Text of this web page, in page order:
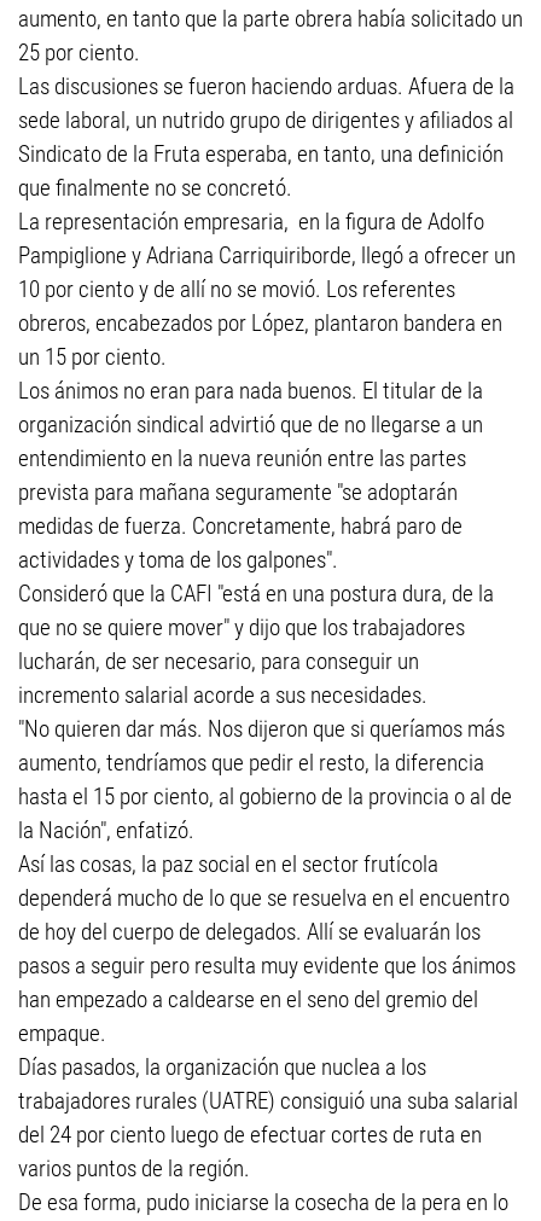
aumento, en tanto que la parte obrera había solicitado un
25 por ciento.
Las discusiones se fueron haciendo arduas. Afuera de la
sede laboral, un nutrido grupo de dirigentes y afiliados al
Sindicato de la Fruta esperaba, en tanto, una definición
que finalmente no se concretó.
La representación empresaria, en la figura de Adolfo
Pampiglione y Adriana Carriquiriborde, llegó a ofrecer un
10 por ciento y de allí no se movió. Los referentes
obreros, encabezados por López, plantaron bandera en
un 15 por ciento.
Los ánimos no eran para nada buenos. El titular de la
organización sindical advirtió que de no llegarse a un
entendimiento en la nueva reunión entre las partes
prevista para mañana seguramente "se adoptarán
medidas de fuerza. Concretamente, habrá paro de
actividades y toma de los galpones".
Consideró que la CAFI "está en una postura dura, de la
que no se quiere mover" y dijo que los trabajadores
lucharán, de ser necesario, para conseguir un
incremento salarial acorde a sus necesidades.
"No quieren dar más. Nos dijeron que si queríamos más
aumento, tendríamos que pedir el resto, la diferencia
hasta el 15 por ciento, al gobierno de la provincia o al de
la Nación", enfatizó.
Así las cosas, la paz social en el sector frutícola
dependerá mucho de lo que se resuelva en el encuentro
de hoy del cuerpo de delegados. Allí se evaluarán los
pasos a seguir pero resulta muy evidente que los ánimos
han empezado a caldearse en el seno del gremio del
empaque.
Días pasados, la organización que nuclea a los
trabajadores rurales (UATRE) consiguió una suba salarial
del 24 por ciento luego de efectuar cortes de ruta en
varios puntos de la región.
De esa forma, pudo iniciarse la cosecha de la pera en lo